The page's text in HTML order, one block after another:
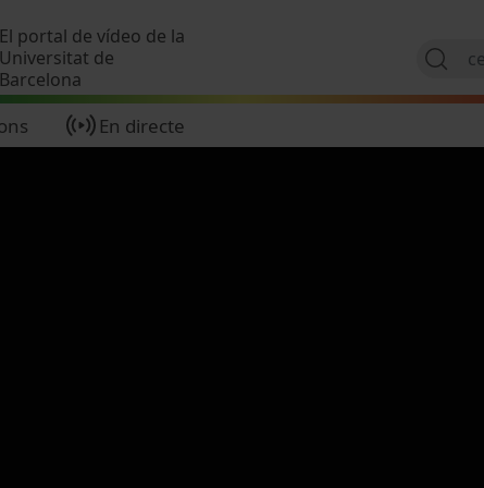
El portal de vídeo de la
Universitat de
Barcelona
En directe